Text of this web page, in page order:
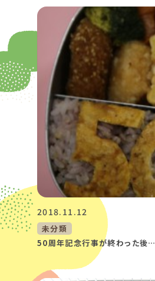
2018.11.12
未分類
50周年記念行事が終わった後…